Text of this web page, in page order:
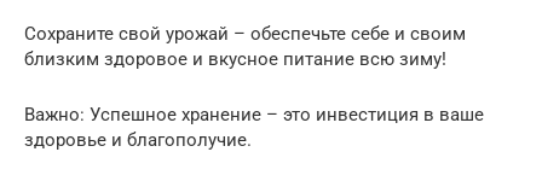
Сохраните свой урожай – обеспечьте себе и своим
близким здоровое и вкусное питание всю зиму!
Важно: Успешное хранение – это инвестиция в ваше
здоровье и благополучие.